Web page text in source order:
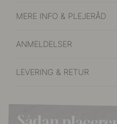
MERE INFO & PLEJERÅD
ANMELDELSER
LEVERING & RETUR